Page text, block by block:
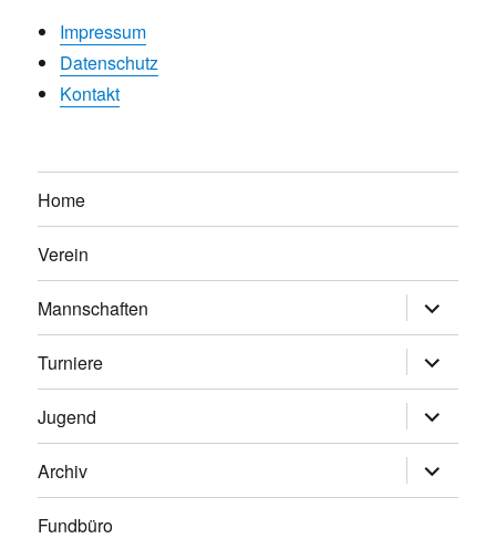
Impressum
Datenschutz
Kontakt
Home
Verein
Mannschaften
anzeigen
Turniere
anzeigen
Jugend
anzeigen
Archiv
anzeigen
Fundbüro